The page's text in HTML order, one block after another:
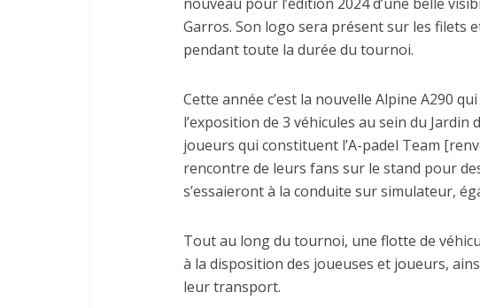
Garros. Son logo sera présent sur les filets
pendant toute la durée du tournoi.
Cette année c’est la nouvelle Alpine A290
l’exposition de 3 véhicules au sein du
joueurs qui constituent l’A-padel Team
rencontre de leurs fans sur le stand pour
s’essaieront à la conduite sur simulateur,
Tout au long du tournoi, une flotte de
à la disposition des joueuses et joueurs,
leur transport.